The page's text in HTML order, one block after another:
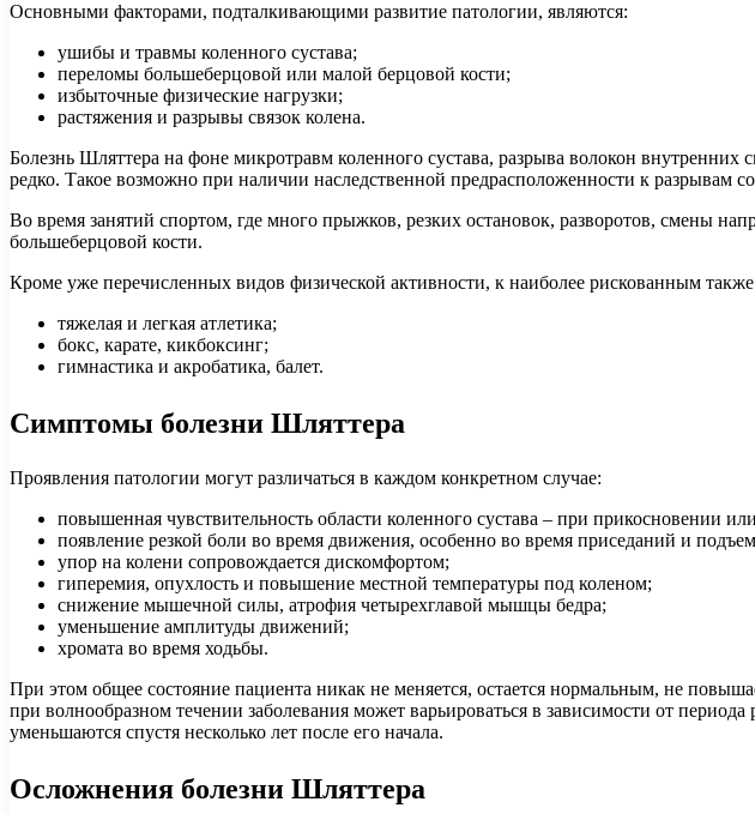
Основными факторами, подталкивающими развитие патологии, являются:
ушибы и травмы коленного сустава;
переломы большеберцовой или малой берцовой кости;
избыточные физические нагрузки;
растяжения и разрывы связок колена.
Болезнь Шляттера на фоне микротравм коленного сустава, разрыва волокон
редко. Такое возможно при наличии наследственной предрасположенности к разрывам
Во время занятий спортом, где много прыжков, резких остановок, разворотов, смены
большеберцовой кости.
Кроме уже перечисленных видов физической активности, к наиболее рискованным также
тяжелая и легкая атлетика;
бокс, карате, кикбоксинг;
гимнастика и акробатика, балет.
Симптомы болезни Шляттера
Проявления патологии могут различаться в каждом конкретном случае:
повышенная чувствительность области коленного сустава – при прикосновении
появление резкой боли во время движения, особенно во время приседаний и
упор на колени сопровождается дискомфортом;
гиперемия, опухлость и повышение местной температуры под коленом;
снижение мышечной силы, атрофия четырехглавой мышцы бедра;
уменьшение амплитуды движений;
хромата во время ходьбы.
При этом общее состояние пациента никак не меняется, остается нормальным, не
при волнообразном течении заболевания может варьироваться в зависимости от
уменьшаются спустя несколько лет после его начала.
Осложнения болезни Шляттера